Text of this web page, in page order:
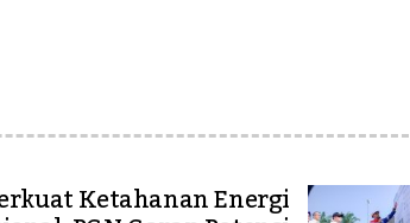
Ketahanan Energi